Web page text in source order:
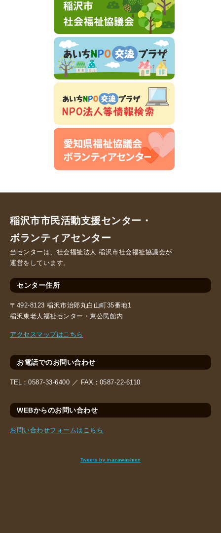
稲沢市市民活動支援センター・
ボランティアセンター
当センターは、社会福祉法人 稲沢市社会福祉協議会が
運営をしています。
センター住所
〒492-8123 稲沢市治郎丸白山町35番地1
稲沢東老人福祉センター・東公民館内
アクセスマップはこちら
お電話でのお問い合わせ
TEL： 0587-33-6400 ／ FAX： 0587-22-6110
WEBからのお問い合わせ
お問い合わせフォームはこちら
Tweets by inazawashien